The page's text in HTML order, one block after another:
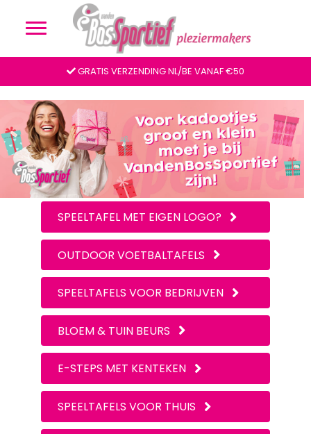
GRATIS VERZENDING NL/BE VANAF €50
SPEELTAFEL MET EIGEN LOGO?
OUTDOOR VOETBALTAFELS
SPEELTAFELS VOOR BEDRIJVEN
BLOEM & TUIN BEURS
E-STEPS MET KENTEKEN
SPEELTAFELS VOOR THUIS